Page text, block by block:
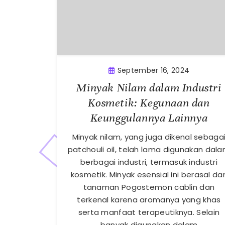
September 16, 2024
Minyak Nilam dalam Industri
Kosmetik: Kegunaan dan
Keunggulannya Lainnya
Minyak nilam, yang juga dikenal sebagai
patchouli oil, telah lama digunakan
berbagai industri, termasuk industri
kosmetik. Minyak esensial ini berasal
tanaman Pogostemon cablin dan
terkenal karena aromanya yang khas
serta manfaat terapeutiknya. Selain